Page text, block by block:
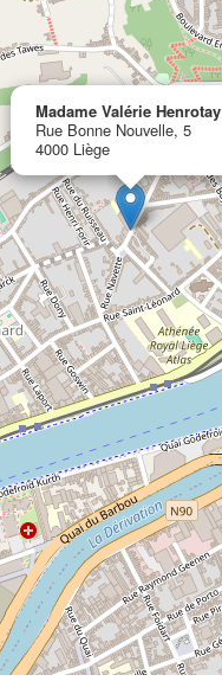
Madame Valérie Henrotay
Rue Bonne Nouvelle, 5
4000 Liège